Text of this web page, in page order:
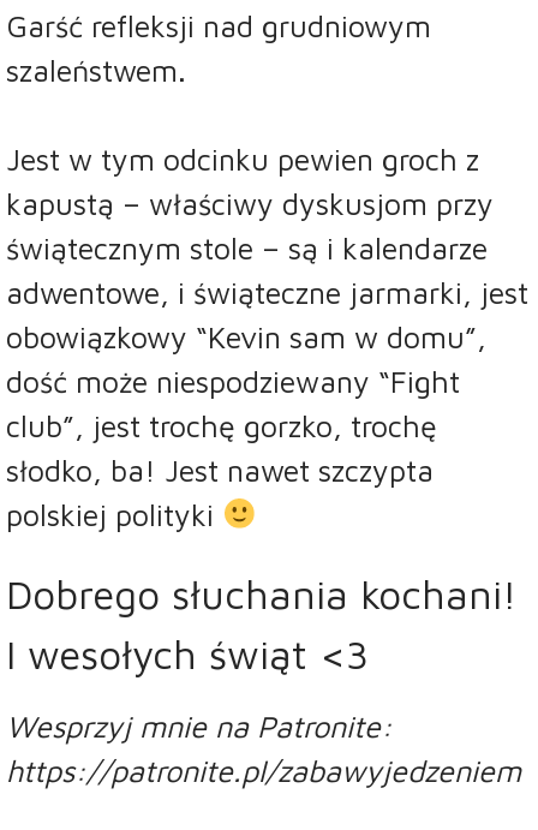
Garść refleksji nad grudniowym
szaleństwem.
Jest w tym odcinku pewien groch z
kapustą – właściwy dyskusjom przy
świątecznym stole – są i kalendarze
adwentowe, i świąteczne jarmarki, jest
obowiązkowy “Kevin sam w domu”,
dość może niespodziewany “Fight
club”, jest trochę gorzko, trochę
słodko, ba! Jest nawet szczypta
polskiej polityki
Dobrego słuchania kochani!
I wesołych świąt <3
Wesprzyj mnie na Patronite:
https://patronite.pl/zabawyjedzeniem